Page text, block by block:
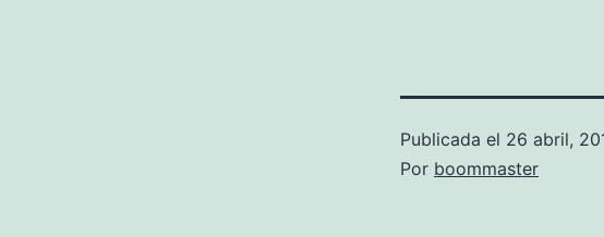
Publicada el 26 abril,
Por boommaster